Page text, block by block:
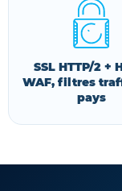
SSL HTTP/2 +
WAF, filtres
pays